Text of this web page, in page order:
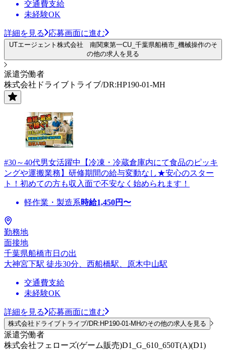
交通費支給
未経験OK
詳細を見る 応募画面に進む
UTエージェント株式会社 南関東第一CU_千葉県船橋市_機械操作のそ
の他の求人を見る
派遣労働者
株式会社ドライブトライブ/DR:HP190-01-MH
#30～40代男女活躍中【冷凍・冷蔵倉庫内にて食品のピッキ
ングや運搬業務】研修期間の給与変動なし★安心のスター
ト！初めての方も収入面で不安なく始められます！
軽作業・製造系時給1,450円〜
勤務地
面接地
千葉県船橋市日の出
大神宮下駅 徒歩30分、西船橋駅、原木中山駅
交通費支給
未経験OK
詳細を見る 応募画面に進む
株式会社ドライブトライブ/DR:HP190-01-MHのその他の求人を見る
派遣労働者
株式会社フェローズ(ゲーム販売)D1_G_610_650T(A)(D1)